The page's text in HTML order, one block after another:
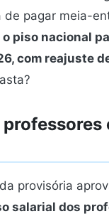
de pagar meia-
o piso nacional
com reajuste
provisória
salarial dos